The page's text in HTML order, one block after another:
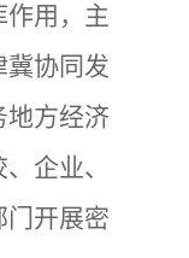
作用，主
冀协同发
地方经济
企业、
门开展密